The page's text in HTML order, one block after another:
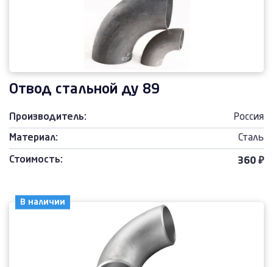
Отвод стальной ду 89
Производитель: Россия
Материал: Сталь
Стоимость: 360 ₽
В наличии